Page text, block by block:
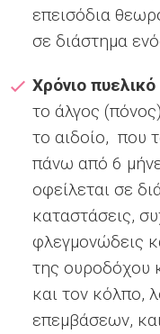
επεισόδια
σε διάστημα
Χρόνιο
το άλγος
το αιδοίο, που
πάνω από 6
οφείλεται σε
καταστάσεις,
φλεγμονώδεις
της ουροδόχου
και τον κόλπο,
επεμβάσεων,